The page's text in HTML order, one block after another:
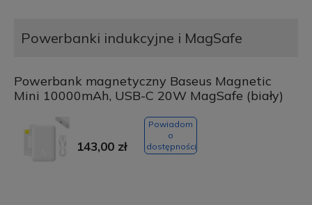
Powerbanki indukcyjne i MagSafe
Powerbank magnetyczny Baseus Magnetic
Mini 10000mAh, USB-C 20W MagSafe (biały)
143,00 zł
Powiadom
o
dostępności